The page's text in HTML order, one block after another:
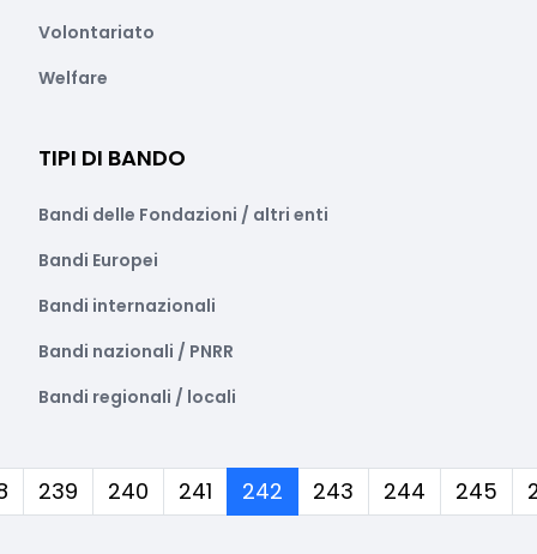
Volontariato
Welfare
TIPI DI BANDO
Bandi delle Fondazioni / altri enti
Bandi Europei
Bandi internazionali
Bandi nazionali / PNRR
Bandi regionali / locali
239 240 241 242(corrente)
243 244 245